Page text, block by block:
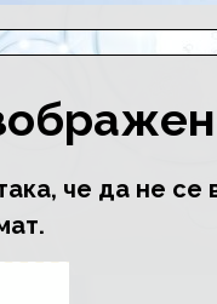
че да не